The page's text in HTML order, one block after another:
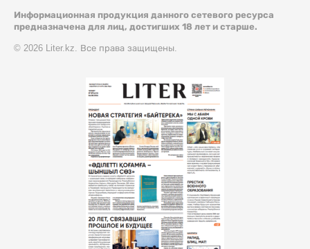
Информационная продукция данного сетевого ресурса
предназначена для лиц, достигших 18 лет и старше.
© 2026 Liter.kz. Все права защищены.